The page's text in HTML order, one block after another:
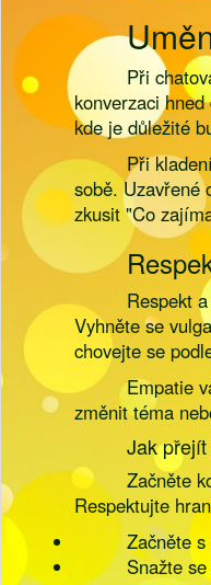
Při
konverzaci
kde je důležité
Při
sobě. Uzavřené
zkusit "Co
Respekt
Vyhněte se
chovejte se
Empatie
změnit téma
Jak
Začněte
Respektujte
Začněte
Snažte